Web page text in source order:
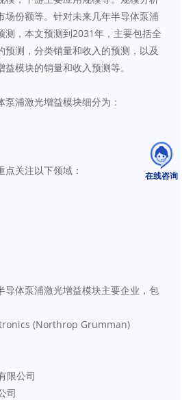
在线咨询
场份额等。针对未来几年半导体泵浦
测，本文预测到2031年，主要包括全
预测，分类销量和收入的预测，以及
模块的销量和收入预测等。
浦激光增益模块细分为：
关注以下领域：
导体泵浦激光增益模块主要企业，包
(Northrop Grumman)
限公司
司